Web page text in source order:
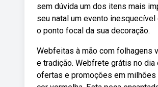
sem dúvida um dos itens mais
seu natal um evento
o ponto focal da sua decoração.
Webfeitas à mão com folhagens
e tradição. Webfrete grátis no
ofertas e promoções em milhões